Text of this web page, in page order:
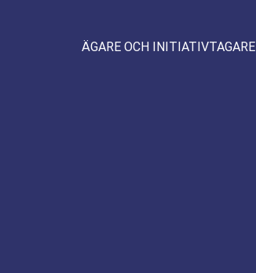
ÄGARE OCH INITIATIVTAGARE